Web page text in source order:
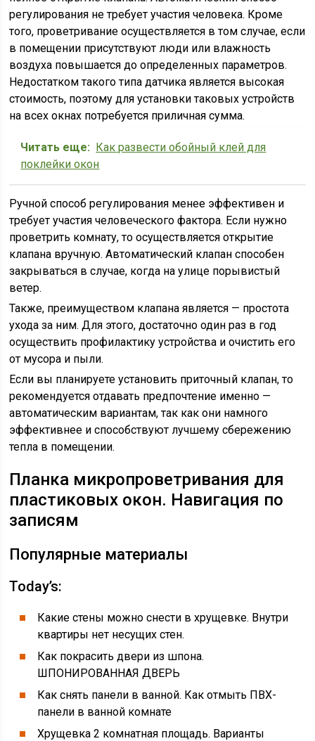
регулирования не требует участия человека. Кроме
того, проветривание осуществляется в том случае, если
в помещении присутствуют люди или влажность
воздуха повышается до определенных параметров.
Недостатком такого типа датчика является высокая
стоимость, поэтому для установки таковых устройств
на всех окнах потребуется приличная сумма.
Читать еще: Как развести обойный клей для
поклейки окон
Ручной способ регулирования менее эффективен и
требует участия человеческого фактора. Если нужно
проветрить комнату, то осуществляется открытие
клапана вручную. Автоматический клапан способен
закрываться в случае, когда на улице порывистый
ветер.
Также, преимуществом клапана является — простота
ухода за ним. Для этого, достаточно один раз в год
осуществить профилактику устройства и очистить его
от мусора и пыли.
Если вы планируете установить приточный клапан, то
рекомендуется отдавать предпочтение именно —
автоматическим вариантам, так как они намного
эффективнее и способствуют лучшему сбережению
тепла в помещении.
Планка микропроветривания для
пластиковых окон. Навигация по
записям
Популярные материалы
Today’s:
Какие стены можно снести в хрущевке. Внутри
квартиры нет несущих стен.
Как покрасить двери из шпона.
ШПОНИРОВАННАЯ ДВЕРЬ
Как снять панели в ванной. Как отмыть ПВХ-
панели в ванной комнате
Хрущевка 2 комнатная площадь. Варианты